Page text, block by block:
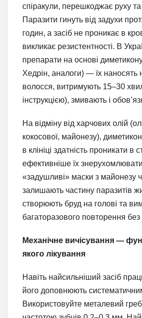
спіракули, перешкоджає руху
Паразити гинуть від задухи
годин, а засіб не проникає в
викликає резистентності. В
препарати на основі
Хедрін, аналоги) — їх наносять
волосся, витримують 15–30
інструкцією), змивають і
На відміну від харчових олій
кокосової, майонезу),
в клініці здатність проникати в
ефективніше їх
«задушливі» маски з майонезу
залишають частину паразитів
створюють бруд на голові та
багаторазового повторення без
Механічне вичісування —
якого лікування
Навіть найсильніший засіб
його доповнюють
Використовуйте металевий